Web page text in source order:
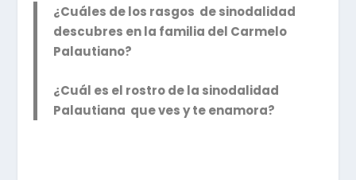
¿Cuáles de los rasgos de sinodalidad
descubres en la familia del Carmelo
Palautiano?
¿Cuál es el rostro de la sinodalidad
Palautiana que ves y te enamora?